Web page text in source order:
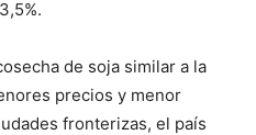
de soja similar a la
precios y menor
fronterizas, el país